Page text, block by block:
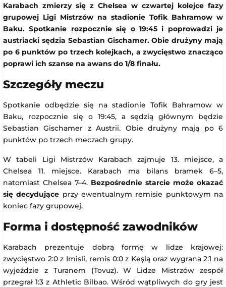
Karabach zmierzy się z Chelsea w czwartej kolejce fazy
grupowej Ligi Mistrzów na stadionie Tofik Bahramow w
Baku. Spotkanie rozpocznie się o 19:45 i poprowadzi je
austriacki sędzia Sebastian Gischamer. Obie drużyny mają
po 6 punktów po trzech kolejkach, a zwycięstwo znacząco
poprawi ich szanse na awans do 1/8 finału.
Szczegóły meczu
Spotkanie odbędzie się na stadionie Tofik Bahramow w
Baku, rozpocznie się o 19:45, a sędzią głównym będzie
Sebastian Gischamer z Austrii. Obie drużyny mają po 6
punktów po trzech meczach grupy.
W tabeli Ligi Mistrzów Karabach zajmuje 13. miejsce, a
Chelsea 11. miejsce. Karabach ma bilans bramek 6–5,
natomiast Chelsea 7–4. Bezpośrednie starcie może okazać
się decydujące przy ewentualnym remisie punktowym na
koniec fazy grupowej.
Forma i dostępność zawodników
Karabach prezentuje dobrą formę w lidze krajowej:
zwycięstwo 2:0 z Imisli, remis 0:0 z Keşlą oraz wygrana 2:1 na
wyjeździe z Turanem (Tovuz). W Lidze Mistrzów zespół
przegrał 1:3 z Athletic Bilbao. Wśród wątpliwych do gry jest